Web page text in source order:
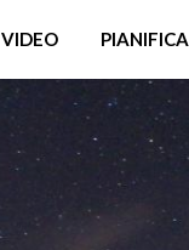
VIDEO PIANIFICA